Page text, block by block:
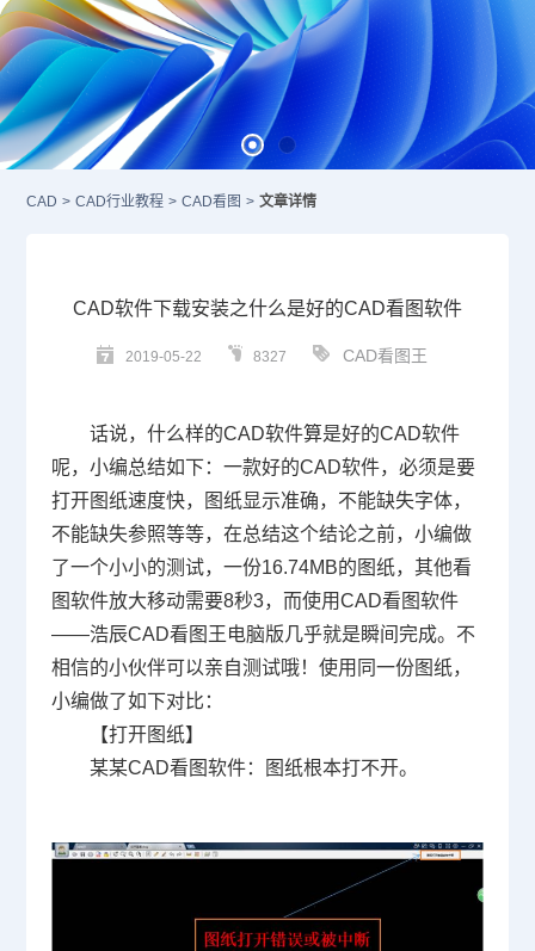
CAD > CAD行业教程 > CAD看图 > 文章详情
CAD软件下载安装之什么是好的CAD看图软件
2019-05-22 8327 CAD看图王
话说，什么样的CAD软件算是好的CAD软件
呢，小编总结如下：一款好的CAD软件，必须是要
打开图纸速度快，图纸显示准确，不能缺失字体，
不能缺失参照等等，在总结这个结论之前，小编做
了一个小小的测试，一份16.74MB的图纸，其他看
图软件放大移动需要8秒3，而使用CAD看图软件
——浩辰CAD看图王电脑版几乎就是瞬间完成。不
相信的小伙伴可以亲自测试哦！使用同一份图纸，
小编做了如下对比：
【打开图纸】
某某CAD看图软件：图纸根本打不开。